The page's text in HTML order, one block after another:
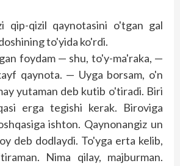
qip-qizil qaynotasini o'tgan gal
to'yida ko'rdi.
foydam — shu, to'y-ma'raka, —
qaynota. — Uyga borsam, o'n
yutaman deb kutib o'tiradi. Biri
erga tegishi kerak. Biroviga
ishton. Qaynonangiz un
deb dodlaydi. To'yga erta kelib,
Nima qilay, majburman.